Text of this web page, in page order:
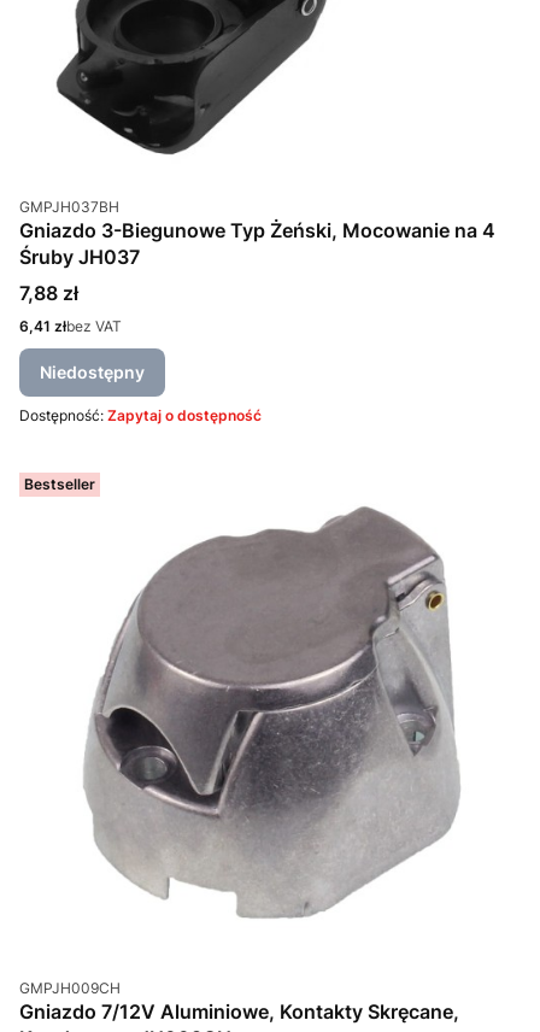
Kod produktu
GMPJH037BH
Gniazdo 3-Biegunowe Typ Żeński, Mocowanie na 4
Śruby JH037
Cena
7,88 zł
Cena
6,41 złbez VAT
Niedostępny
Dostępność: Zapytaj o dostępność
Bestseller
Kod produktu
GMPJH009CH
Gniazdo 7/12V Aluminiowe, Kontakty Skręcane,